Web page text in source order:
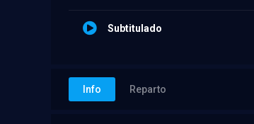
Subtitulado
Info Reparto